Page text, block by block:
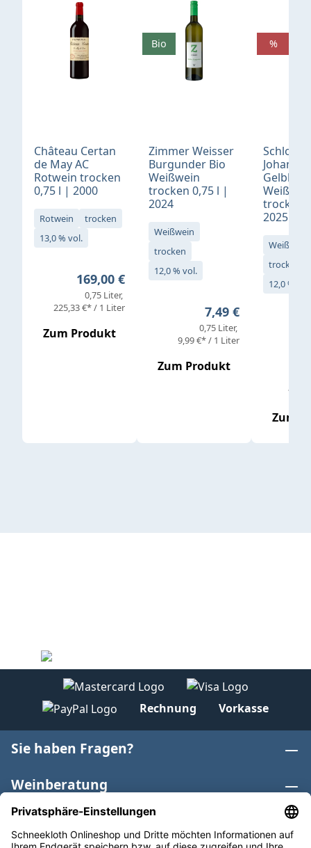
Château Certan
de May AC
Rotwein trocken
0,75 l | 2000
Rotwein
trocken
13,0 % vol.
Regulärer Preis:
169,00 €
0,75 Liter
225,33 €* / 1 Liter
Zum Produkt
Zimmer Weisser
Burgunder Bio
Weißwein
trocken 0,75 l |
2024
Weißwein
trocken
12,0 % vol.
Regulärer Preis:
7,49 €
0,75 Liter
9,99 €* / 1 Liter
Zum Produkt
Bio
Schloß
Gelblack
trocken
2025
Weißwein
trocken
12,0 % vol.
Zum
%
Rechnung Vorkasse
Sie haben Fragen?
Weinberatung
Informationen